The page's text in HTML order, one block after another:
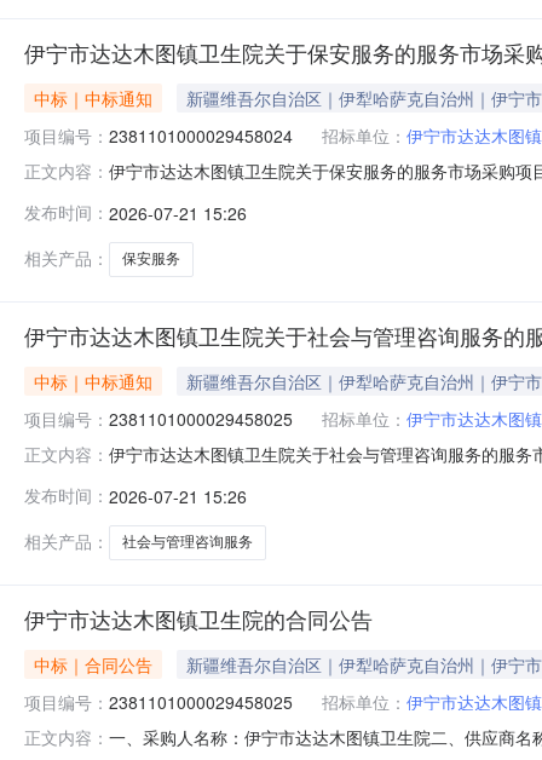
伊宁市达达木图镇卫生院关于保安服务的服务市场采
中标｜中标通知
新疆维吾尔自治区｜伊犁哈萨克自治州｜伊宁市
项目编号： 2381101000029458024 招标单位： 伊宁市达达木图
正文内容： 伊宁市达达木图镇卫生院关于保安服务的服务市场采购
码:654002项目所在行政区划名称:新疆维吾尔自治区伊
发布时间： 2026-07-21 15:26
相关产品：
保安服务
伊宁市达达木图镇卫生院关于社会与管理咨询服务的
中标｜中标通知
新疆维吾尔自治区｜伊犁哈萨克自治州｜伊宁市
项目编号： 2381101000029458025 招标单位： 伊宁市达达木图
正文内容： 伊宁市达达木图镇卫生院关于社会与管理咨询服务的服
项目所在行政区划编码:654002项目所在行政区划名称:
发布时间： 2026-07-21 15:26
相关产品：
社会与管理咨询服务
伊宁市达达木图镇卫生院的合同公告
中标｜合同公告
新疆维吾尔自治区｜伊犁哈萨克自治州｜伊宁市
项目编号： 2381101000029458025 招标单位： 伊宁市达达木图
正文内容： 一、采购人名称：伊宁市达达木图镇卫生院二、供应商